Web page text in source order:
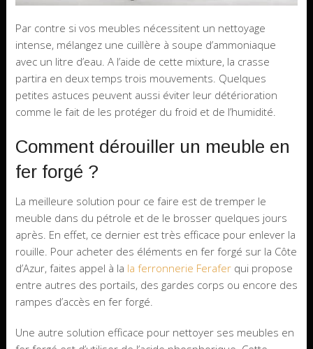
Par contre si vos meubles nécessitent un nettoyage
intense, mélangez une cuillère à soupe d’ammoniaque
avec un litre d’eau. A l’aide de cette mixture, la crasse
partira en deux temps trois mouvements. Quelques
petites astuces peuvent aussi éviter leur détérioration
comme le fait de les protéger du froid et de l’humidité.
Comment dérouiller un meuble en
fer forgé ?
La meilleure solution pour ce faire est de tremper le
meuble dans du pétrole et de le brosser quelques jours
après. En effet, ce dernier est très efficace pour enlever la
rouille. Pour acheter des éléments en fer forgé sur la Côte
d’Azur, faites appel à la la ferronnerie Ferafer qui propose
entre autres des portails, des gardes corps ou encore des
rampes d’accès en fer forgé.
Une autre solution efficace pour nettoyer ses meubles en